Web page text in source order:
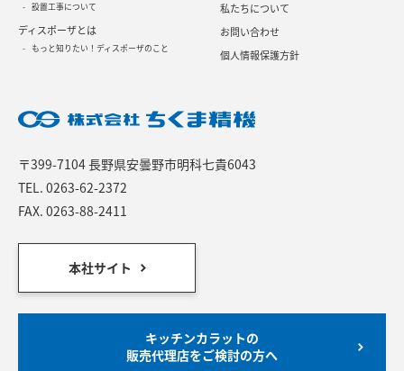
設置工事について
ディスポーザとは
もっと知りたい！ディスポーザのこと
私たちについて
お問い合わせ
個人情報保護方針
〒399-7104 長野県安曇野市明科七貴6043
TEL. 0263-62-2372
FAX. 0263-88-2411
本社サイト
キッチンカラットの
販売代理店をご検討の方へ